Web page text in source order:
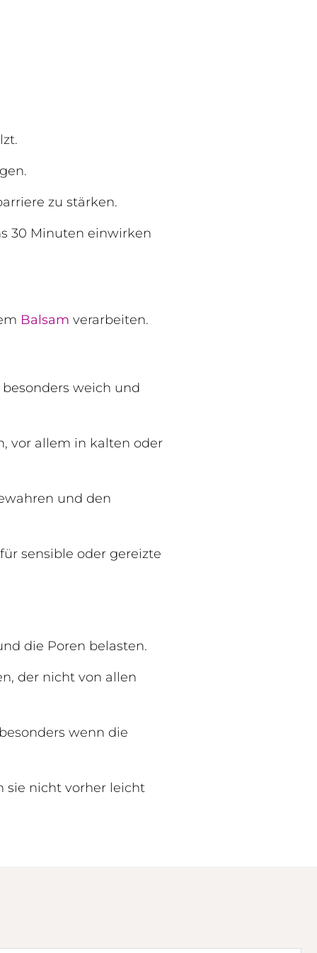
zu stärken.
30 Minuten einwirken
Balsam verarbeiten.
weich und
vor allem in kalten oder
und den
sensible oder gereizte
die Poren belasten.
der nicht von allen
wenn die
sie nicht vorher leicht